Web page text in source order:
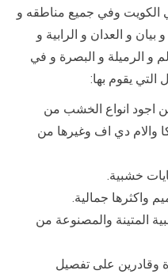
الكويت وفي جميع مناطقه و
و العدان و الرابية و
و الرميلة و البصرة و في
التي يقوم بها:
انواع الخشب من
والام دي اف وغيرها من
خشبية.
واكثرها جمالية.
المتينة والمصنوعة من
وقادرين على تفصيل